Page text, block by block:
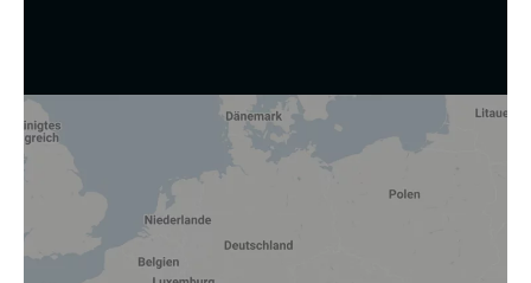
Wir nutzen Cookies und andere Technologien.
Diese Website nutzt Cookies und vergleichbare Funktionen
zur Verarbeitung von Endgeräteinformationen und
Einbindung von Inhalten, externen Diensten und Elementen
Dritter, der statistischen Analyse/Messung, der